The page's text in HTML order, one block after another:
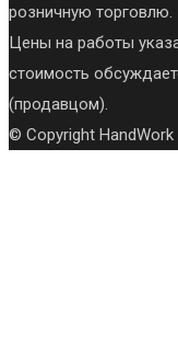
розничную
Цены на работы
стоимость
(продавцом).
© Copyright HandWork